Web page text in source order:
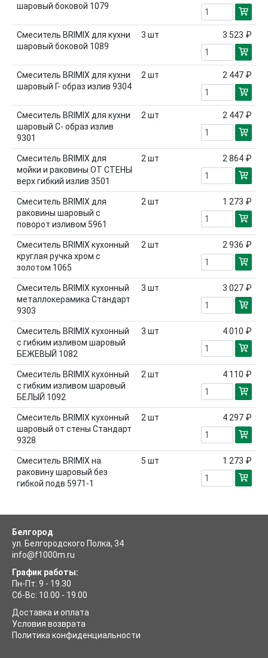
шаровый боковой 1079
Смеситель BRIMIX для кухни
шаровый боковой 1089
3 шт 3 523 ₽
Смеситель BRIMIX для кухни
шаровый Г- образ излив 9304
2 шт 2 447 ₽
Смеситель BRIMIX для кухни
шаровый С- образ излив
9301
2 шт 2 447 ₽
Смеситель BRIMIX для
мойки и раковины ОТ СТЕНЫ
верх гибкий излив 3501
2 шт 2 864 ₽
Смеситель BRIMIX для
раковины шаровый с
поворот изливом 5961
2 шт 1 273 ₽
Смеситель BRIMIX кухонный
круглая ручка хром с
золотом 1065
2 шт 2 936 ₽
Смеситель BRIMIX кухонный
металлокерамика Стандарт
9303
3 шт 3 027 ₽
Смеситель BRIMIX кухонный
с гибким изливом шаровый
БЕЖЕВЫЙ 1082
3 шт 4 010 ₽
Смеситель BRIMIX кухонный
с гибким изливом шаровый
БЕЛЫЙ 1092
2 шт 4 110 ₽
Смеситель BRIMIX кухонный
шаровый от стены Стандарт
9328
2 шт 4 297 ₽
Смеситель BRIMIX на
раковину шаровый без
гибкой подв 5971-1
5 шт 1 273 ₽
Белгород
ул. Белгородского Полка, 34
info@f1000m.ru
График работы:
Пн-Пт: 9 - 19.30
Сб-Вс: 10.00 - 19.00
Доставка и оплата
Условия возврата
Политика конфиденциальности